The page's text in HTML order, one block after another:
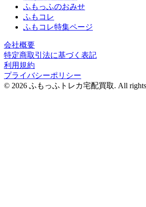
ふもっふのおみせ
ふもコレ
ふもコレ特集ページ
会社概要
特定商取引法に基づく表記
利用規約
プライバシーポリシー
© 2026 ふもっふトレカ宅配買取. All